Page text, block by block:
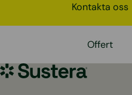
Kontakta oss
Offert
Sustera
Sweden